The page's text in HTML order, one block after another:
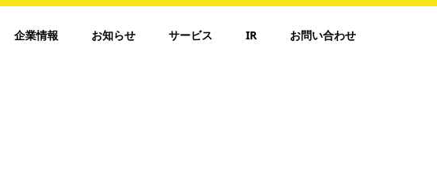
企業情報 お知らせ サービス IR お問い合わせ